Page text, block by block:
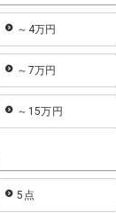
～4万円
～7万円
～15万円
5点